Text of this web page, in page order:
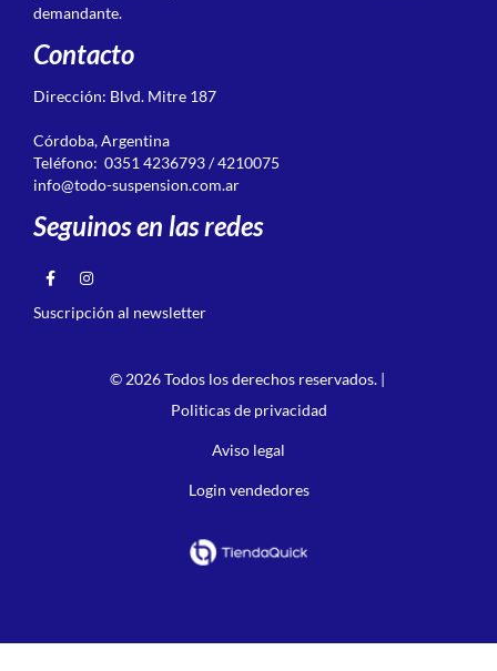
demandante.
Contacto
Dirección: Blvd. Mitre 187
Córdoba, Argentina
Teléfono: 0351 4236793 / 4210075
info@todo-suspension.com.ar
Seguinos en las redes
Suscripción al newsletter
© 2026 Todos los derechos reservados. |
Politicas de privacidad
Aviso legal
Login vendedores